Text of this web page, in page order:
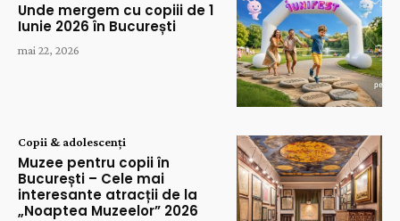
Unde mergem cu copiii de 1
Iunie 2026 în București
mai 22, 2026
Copii & adolescenți
Muzee pentru copii în
București – Cele mai
interesante atracții de la
„Noaptea Muzeelor” 2026